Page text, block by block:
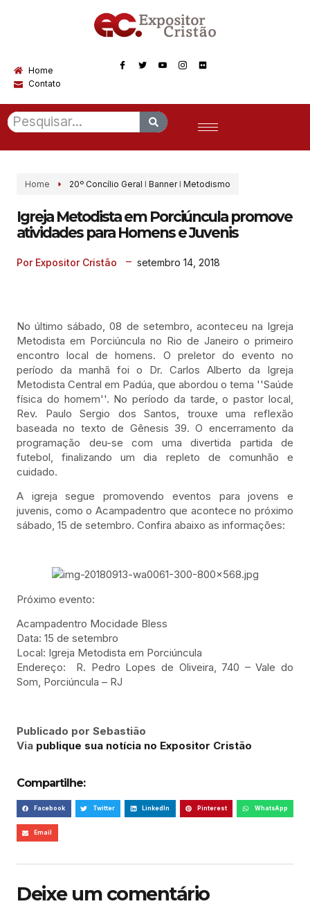
Home
Contato
Home 20º Concílio Geral I BannerI Metodismo
Igreja Metodista em Porciúncula promove
atividades para Homens e Juvenis
Por Expositor Cristão setembro 14, 2018
No último sábado, 08 de setembro, aconteceu na Igreja
Metodista em Porciúncula no Rio de Janeiro o primeiro
encontro local de homens. O preletor do evento no
período da manhã foi o Dr. Carlos Alberto da Igreja
Metodista Central em Padúa, que abordou o tema ''Saúde
física do homem''. No período da tarde, o pastor local,
Rev. Paulo Sergio dos Santos, trouxe uma reflexão
baseada no texto de Gênesis 39. O encerramento da
programação deu-se com uma divertida partida de
futebol, finalizando um dia repleto de comunhão e
cuidado.
A igreja segue promovendo eventos para jovens e
juvenis, como o Acampadentro que acontece no próximo
sábado, 15 de setembro. Confira abaixo as informações:
Próximo evento:
Acampadentro Mocidade Bless
Data: 15 de setembro
Local: Igreja Metodista em Porciúncula
Endereço: R. Pedro Lopes de Oliveira, 740 – Vale do
Som, Porciúncula – RJ
Publicado por Sebastião
Via publique sua notícia no Expositor Cristão
Compartilhe:
Facebook Twitter LinkedIn Pinterest WhatsApp
Email
Deixe um comentário